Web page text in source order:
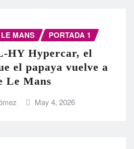
LE MANS PORTADA 1
HY Hypercar, el
el papaya vuelve a
Le Mans
May 4, 2026